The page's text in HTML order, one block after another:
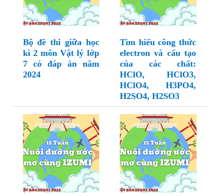
Bộ đề thi giữa học
kì 2 môn Vật lý lớp
7 có đáp án năm
2024
Tìm hiểu công thức
electron và cấu tạo
của các chất:
HClO, HClO3,
HClO4, H3PO4,
H2SO4, H2SO3